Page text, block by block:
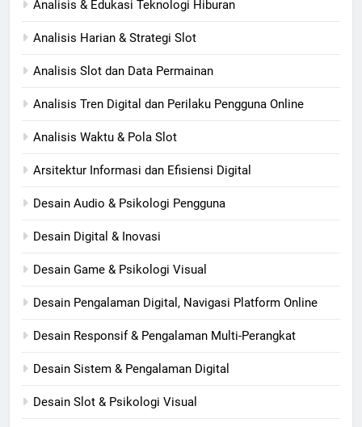
Analisis & Edukasi Teknologi Hiburan
Analisis Harian & Strategi Slot
Analisis Slot dan Data Permainan
Analisis Tren Digital dan Perilaku Pengguna Online
Analisis Waktu & Pola Slot
Arsitektur Informasi dan Efisiensi Digital
Desain Audio & Psikologi Pengguna
Desain Digital & Inovasi
Desain Game & Psikologi Visual
Desain Pengalaman Digital, Navigasi Platform Online
Desain Responsif & Pengalaman Multi-Perangkat
Desain Sistem & Pengalaman Digital
Desain Slot & Psikologi Visual